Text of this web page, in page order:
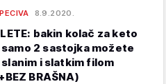
8.9.2020.
bakin kolač za keto
2 sastojka možete
i slatkim filom
BRAŠNA)